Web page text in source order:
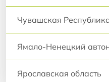
Чувашская
Ямало-Ненецкий
Ярославская область